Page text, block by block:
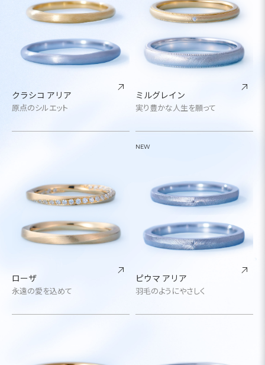
クラシコ アリア
原点のシルエット
ミルグレイン
実り豊かな人生を願って
ローザ
永遠の愛を込めて
ピウマ アリア
羽毛のようにやさしく
NEW